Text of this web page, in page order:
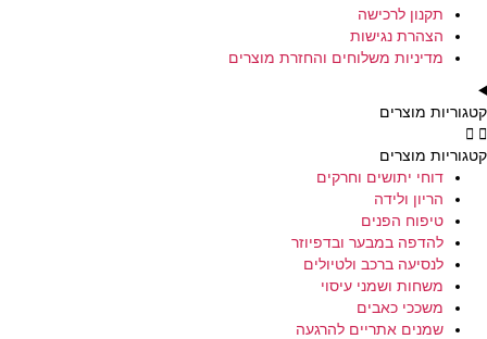
תקנון לרכישה
הצהרת נגישות
מדיניות משלוחים והחזרת מוצרים
קטגוריות מוצרים
קטגוריות מוצרים
דוחי יתושים וחרקים
הריון ולידה
טיפוח הפנים
להדפה במבער ובדפיוזר
לנסיעה ברכב ולטיולים
משחות ושמני עיסוי
משככי כאבים
שמנים אתריים להרגעה